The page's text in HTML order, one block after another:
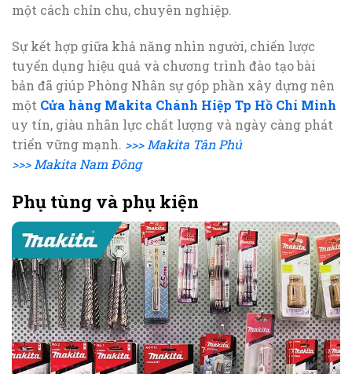
một cách chỉn chu, chuyên nghiệp.
Sự kết hợp giữa khả năng nhìn người, chiến lược
tuyển dụng hiệu quả và chương trình đào tạo bài
bản đã giúp Phòng Nhân sự góp phần xây dựng nên
một Cửa hàng Makita Chánh Hiệp Tp Hồ Chí Minh
uy tín, giàu nhân lực chất lượng và ngày càng phát
triển vững mạnh. >>> Makita Tân Phú
>>> Makita Nam Đông
Phụ tùng và phụ kiện